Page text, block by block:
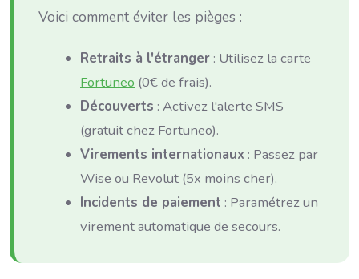
Voici comment éviter les pièges :
Retraits à l'étranger : Utilisez la carte
Fortuneo (0€ de frais).
Découverts : Activez l'alerte SMS
(gratuit chez Fortuneo).
Virements internationaux : Passez par
Wise ou Revolut (5x moins cher).
Incidents de paiement : Paramétrez un
virement automatique de secours.